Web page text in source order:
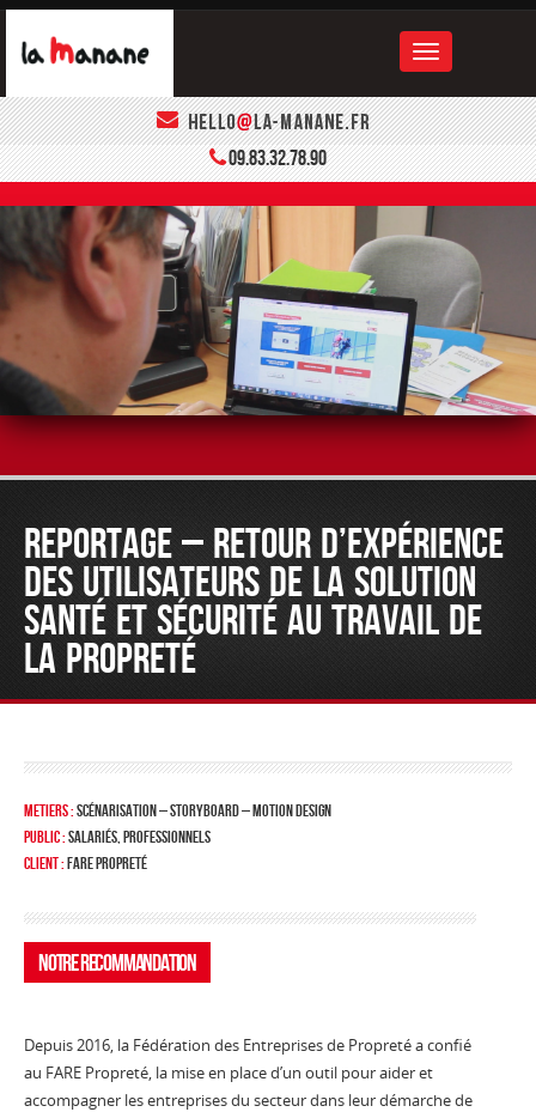
ACCUEIL
LA MANANE
LE BOOK
CONTACT
09.83.32.78.90
REPORTAGE – RETOUR D’EXPÉRIENCE
DES UTILISATEURS DE LA SOLUTION
SANTÉ ET SÉCURITÉ AU TRAVAIL DE
LA PROPRETÉ
METIERS :SCÉNARISATION – STORYBOARD – MOTION DESIGN
PUBLIC :salariÉs, professionnels
CLIENT :FARE PROPRETÉ
Notre Recommandation
Depuis 2016, la Fédération des Entreprises de Propreté a confié
au FARE Propreté, la mise en place d’un outil pour aider et
accompagner les entreprises du secteur dans leur démarche de